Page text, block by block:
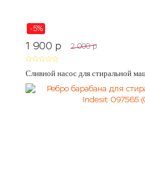
-5%
1 900 p 2 000 p
Сливной насос для стиральной